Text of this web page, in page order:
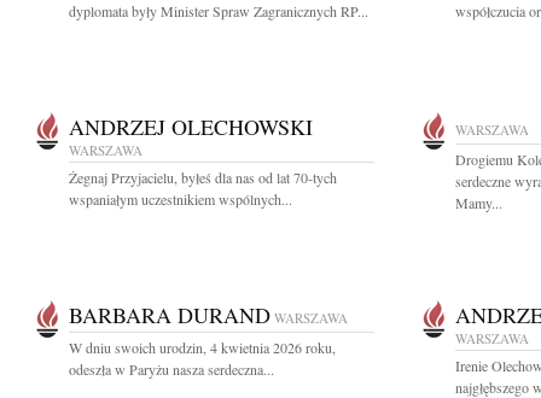
dyplomata były Minister Spraw Zagranicznych RP...
współczucia
ANDRZEJ OLECHOWSKI
WARSZAWA
Żegnaj Przyjacielu, byłeś dla nas od lat 70-tych
wspaniałym uczestnikiem wspólnych...
WARSZAWA
Drogiemu
serdeczne
Mamy...
BARBARA DURAND WARSZAWA
W dniu swoich urodzin, 4 kwietnia 2026 roku,
odeszła w Paryżu nasza serdeczna...
WARSZAWA
Irenie
najgłębszego